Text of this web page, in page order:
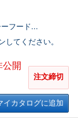
フード...
してください。
公開
注文締切
イカタログに追加